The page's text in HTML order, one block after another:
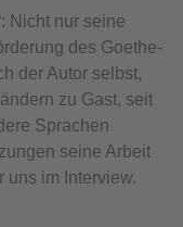
Nicht nur seine
des Goethe-
der Autor selbst,
zu Gast, seit
Sprachen
seine Arbeit
uns im Interview.